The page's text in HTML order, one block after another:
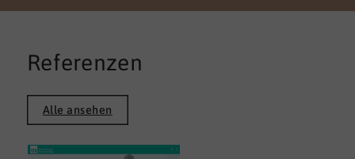
Referenzen
Alle ansehen